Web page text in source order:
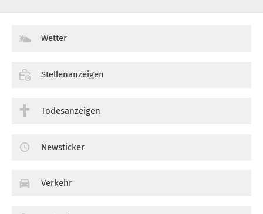
Wetter
Stellenanzeigen
Todesanzeigen
Newsticker
Verkehr